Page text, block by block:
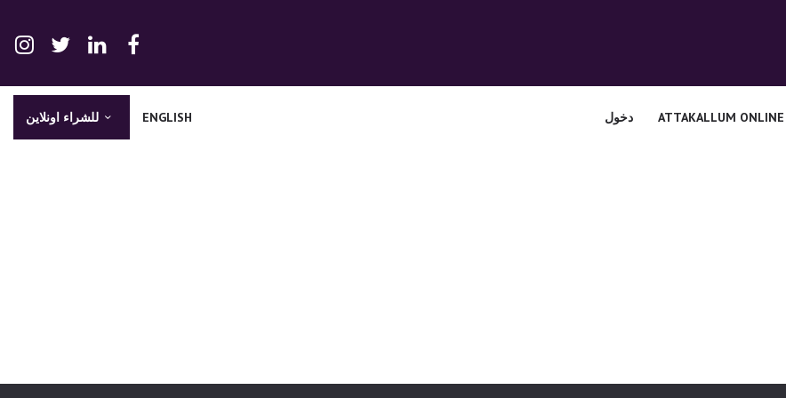
ENGLISH للشراء اونلاين ATTAKALLUM ONLINE دخول
الصوتيات